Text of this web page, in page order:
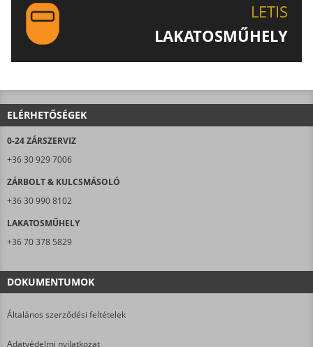
LETIS
LAKATOSMŰHELY
ELÉRHETŐSÉGEK
0-24 ZÁRSZERVIZ
+36 30 929 7006
ZÁRBOLT & KULCSMÁSOLÓ
+36 30 990 8102
LAKATOSMŰHELY
+36 70 378 5829
DOKUMENTUMOK
Általános szerződési feltételek
Adatvédelmi nyilatkozat